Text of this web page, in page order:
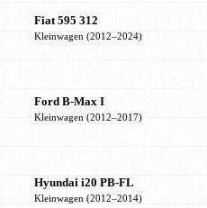
Fiat 595 312
Kleinwagen (2012–2024)
Ford B-Max I
Kleinwagen (2012–2017)
Hyundai i20 PB-FL
Kleinwagen (2012–2014)